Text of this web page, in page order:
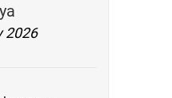
2026